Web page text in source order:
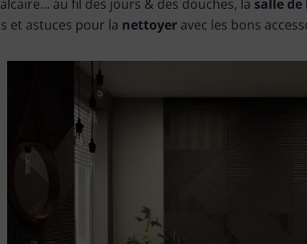
au fil des jours & des douches, la salle de
et astuces pour la nettoyer avec les bons